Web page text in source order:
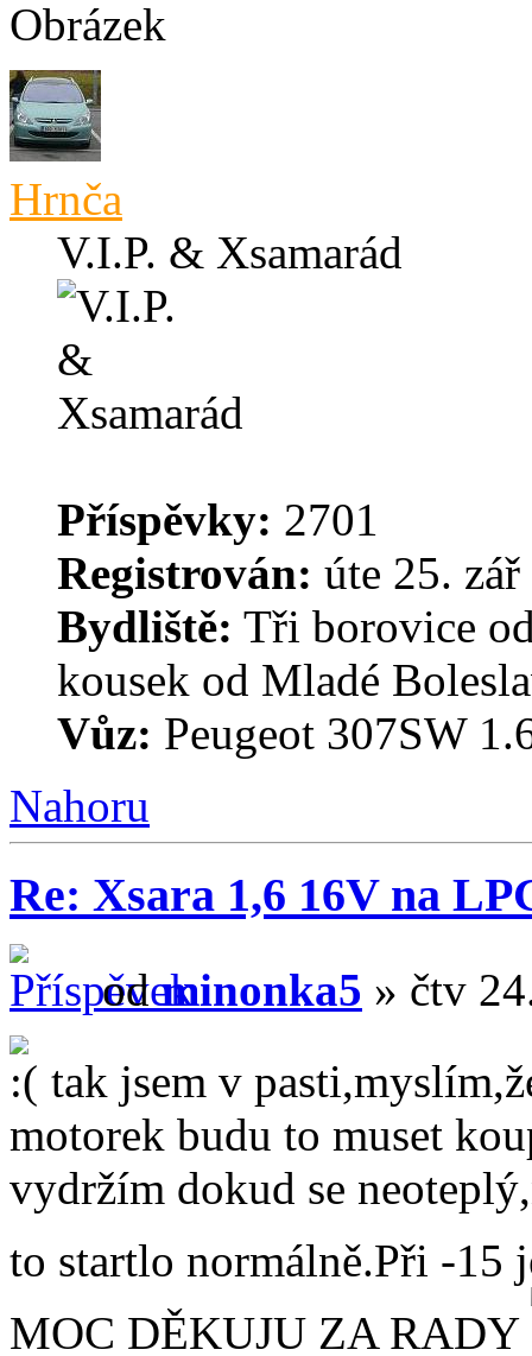
Hrnča
V.I.P. & Xsamarád
Příspěvky: 2701
Registrován: úte 25.
Bydliště: Tři borovice
kousek od Mladé
Vůz: Peugeot 307SW
Nahoru
Re: Xsara 1,6 16V na
odminonka5 » čtv
tak jsem v
motorek budu to muset
vydržím dokud se
to startlo normálně.Při -15
MOC DĚKUJU ZA RADY